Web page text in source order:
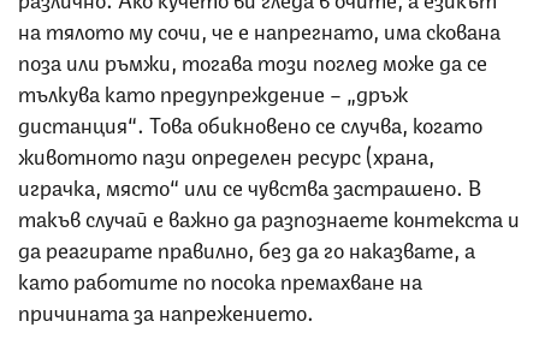
на тялото му сочи, че е напрегнато, има скована
поза или ръмжи, тогава този поглед може да се
тълкува като предупреждение – „дръж
дистанция“. Това обикновено се случва, когато
животното пази определен ресурс (храна,
играчка, място“ или се чувства застрашено. В
такъв случай е важно да разпознаете контекста и
да реагирате правилно, без да го наказвате, а
като работите по посока премахване на
причината за напрежението.